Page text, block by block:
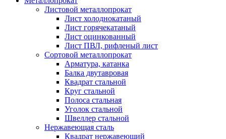
Листовой металлопрокат
Лист холоднокатаный
Лист горячекатаный
Лист оцинкованный
Лист ПВЛ, рифленый лист
Сортовой металлопрокат
Арматура, катанка
Балка двутавровая
Квадрат стальной
Круг стальной
Полоса стальная
Уголок стальной
Швеллер стальной
Нержавеющая сталь
Квадрат нержавеющий